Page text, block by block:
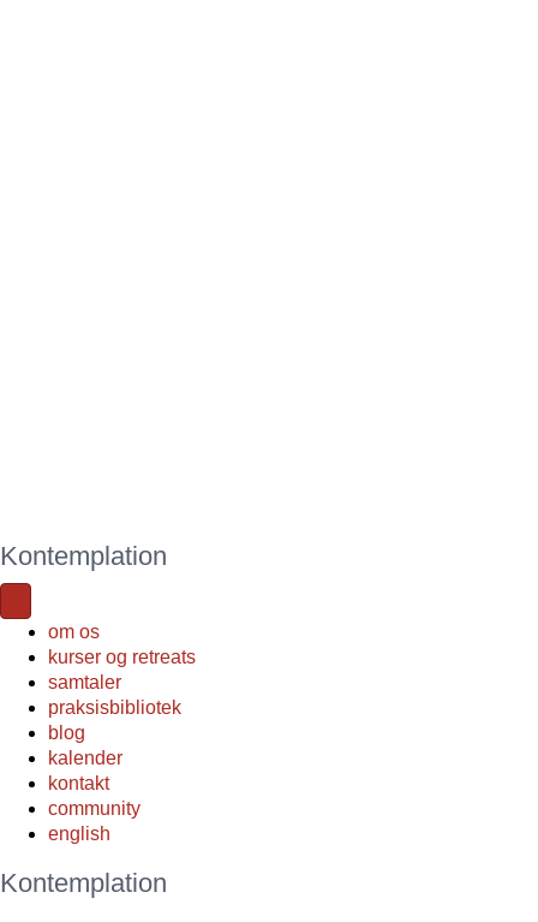
Kontemplation
om os
kurser og retreats
samtaler
praksisbibliotek
blog
kalender
kontakt
community
english
Kontemplation